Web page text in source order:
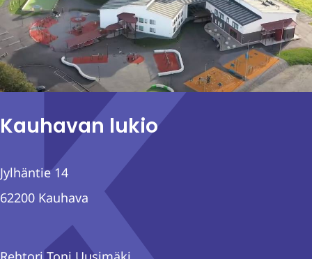
Kauhavan lukio
Jylhäntie 14
62200 Kauhava